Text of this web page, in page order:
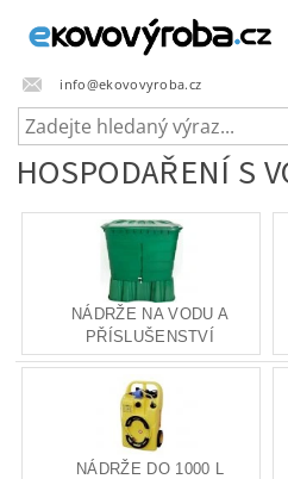
info@ekovovyroba.cz
HOSPODAŘENÍ S
NÁDRŽE NA VODU A
PŘÍSLUŠENSTVÍ
NÁDRŽE DO 1000 L